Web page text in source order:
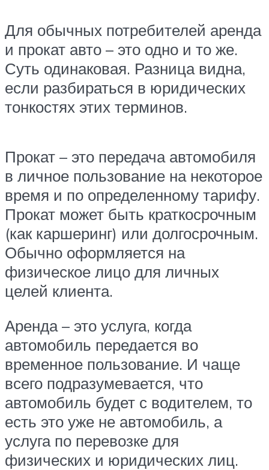
Для обычных потребителей аренда
и прокат авто – это одно и то же.
Суть одинаковая. Разница видна,
если разбираться в юридических
тонкостях этих терминов.
Прокат – это передача автомобиля
в личное пользование на некоторое
время и по определенному тарифу.
Прокат может быть краткосрочным
(как каршеринг) или долгосрочным.
Обычно оформляется на
физическое лицо для личных
целей клиента.
Аренда – это услуга, когда
автомобиль передается во
временное пользование. И чаще
всего подразумевается, что
автомобиль будет с водителем, то
есть это уже не автомобиль, а
услуга по перевозке для
физических и юридических лиц.